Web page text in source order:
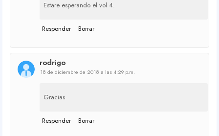
Estare esperando el vol 4.
Responder Borrar
rodrigo
18 de diciembre de 2018 a las 4:29 p.m.
Gracias
Responder Borrar